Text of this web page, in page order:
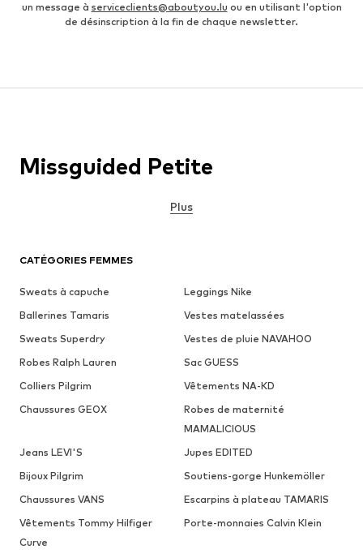
un message à serviceclients@aboutyou.lu ou en utilisant l'option
de désinscription à la fin de chaque newsletter.
CATÉGORIES FEMMES
Sweats à capuche
Leggings Nike
Ballerines Tamaris
Vestes matelassées
Sweats Superdry
Vestes de pluie NAVAHOO
Robes Ralph Lauren
Sac GUESS
Colliers Pilgrim
Vêtements NA-KD
Chaussures GEOX
Robes de maternité
MAMALICIOUS
Jeans LEVI'S
Jupes EDITED
Bijoux Pilgrim
Soutiens-gorge Hunkemöller
Chaussures VANS
Escarpins à plateau TAMARIS
Vêtements Tommy Hilfiger
Curve
Porte-monnaies Calvin Klein
Missguided Petite
Plus